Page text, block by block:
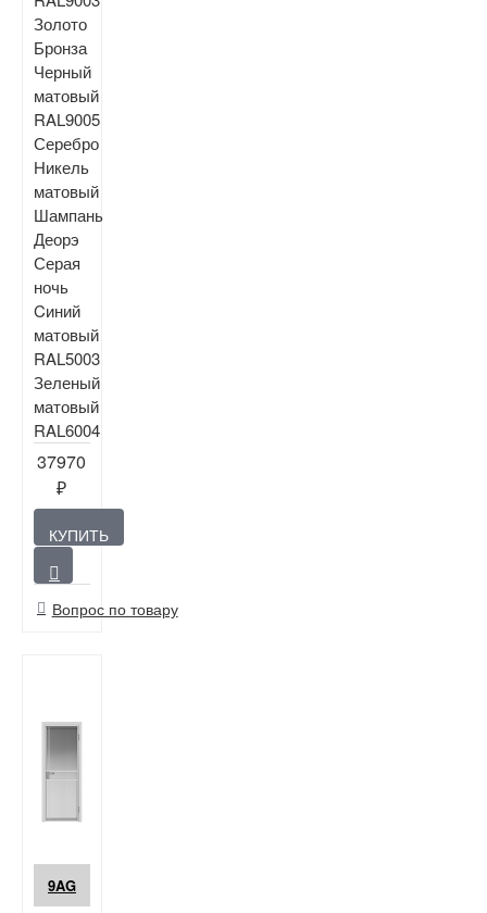
Золото
Бронза
Черный
матовый
RAL9005
Серебро
Никель
матовый
Шампань
Деорэ
Серая
ночь
Cиний
матовый
RAL5003
Зеленый
матовый
RAL6004
37970
₽
КУПИТЬ
Вопрос по товару
9AG